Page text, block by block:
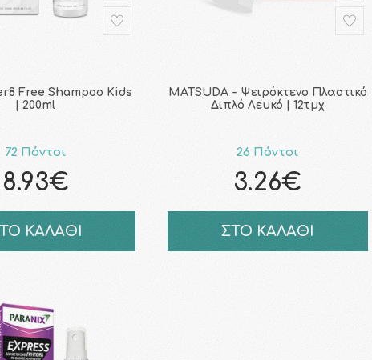
Free Shampoo Kids
| 200ml
72 Πόντοι
8.93€
ΚΑΛΑΘΙ
MATSUDA - Ψειρόκτενο Πλαστικό
Διπλό Λευκό | 12τμχ
26 Πόντοι
3.26€
ΣΤΟ ΚΑΛΑΘΙ